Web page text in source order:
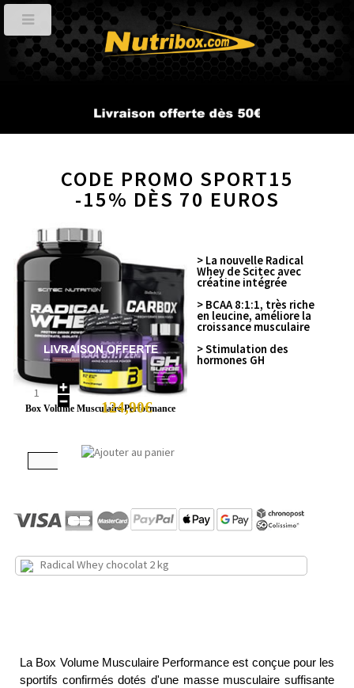
CODE PROMO SPORT15
-15% DÈS 70 EUROS
Box Volume Musculaire Performance
> La nouvelle Radical
Whey de Scitec avec
créatine intégrée
> BCAA 8:1:1, très riche
en leucine, améliore la
croissance musculaire
> Stimulation des
hormones GH
Radical Whey chocolat 2 kg
124,90€
La Box Volume Musculaire Performance est conçue pour les
sportifs confirmés dotés d'une masse musculaire suffisante